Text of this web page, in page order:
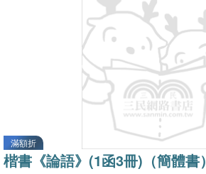
滿額折
楷書《論語》(1函3冊)（簡體書）